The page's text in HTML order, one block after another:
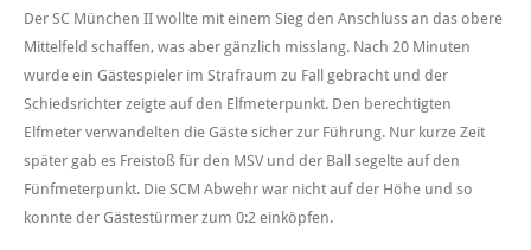
Der SC München II wollte mit einem Sieg den Anschluss an das obere
Mittelfeld schaffen, was aber gänzlich misslang. Nach 20 Minuten
wurde ein Gästespieler im Strafraum zu Fall gebracht und der
Schiedsrichter zeigte auf den Elfmeterpunkt. Den berechtigten
Elfmeter verwandelten die Gäste sicher zur Führung. Nur kurze Zeit
später gab es Freistoß für den MSV und der Ball segelte auf den
Fünfmeterpunkt. Die SCM Abwehr war nicht auf der Höhe und so
konnte der Gästestürmer zum 0:2 einköpfen.